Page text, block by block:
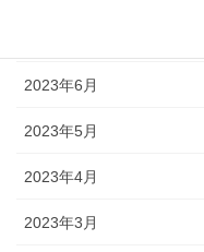
2023年6月
2023年5月
2023年4月
2023年3月